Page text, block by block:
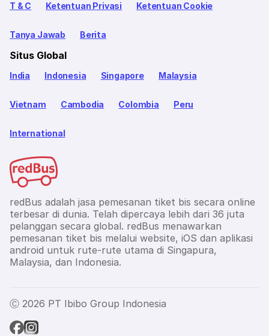
T & C Ketentuan Privasi Ketentuan Cookie
Tanya Jawab Berita
Situs Global
India Indonesia Singapore Malaysia
Vietnam Cambodia Colombia Peru
International
redBus adalah jasa pemesanan tiket bis secara online
terbesar di dunia. Telah dipercaya lebih dari 36 juta
pelanggan secara global. redBus menawarkan
pemesanan tiket bis melalui website, iOS dan aplikasi
android untuk rute-rute utama di Singapura,
Malaysia, dan Indonesia.
Ⓒ 2026 PT Ibibo Group Indonesia